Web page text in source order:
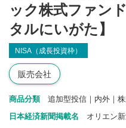
ック株式ファン
タルにいがた】
NISA（成長投資枠）
販売会社
商品分類
追加型投信｜内外｜
日本経済新聞掲載名
オリエン